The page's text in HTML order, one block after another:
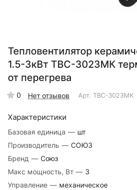
Тепловентилятор
1.5-3кВт ТВС-3023МК
от перегрева
0 Нет отзывов Арт. ТВС-3023МК
Характеристики
Базовая единица — шт
Производитель — СОЮЗ
Бренд — Союз
Макс мощность, Вт — 3
Управление — механическое